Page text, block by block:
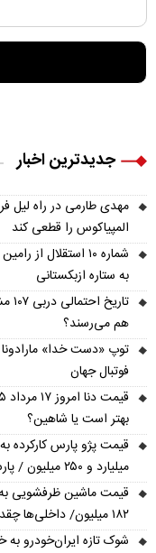
جدیدترین اخبار
مهدی طارمی در راه لیل
المپیاکوس را قطعی کند
شماره ۱۰ استقلال
به ستاره ازبکستانی
هم می‌رسند؟
فوتبال جهان
بهتر است یا شاهین؟
میلیارد و ۲۵۰ میلیون / پارس بخریم یا سمند LX؟
۱۸۲ میلیون/ داخلی‌ها چقدر ارزان‌ترند؟
شوک تازه ایران‌خودرو به خریداران؛ پژو ۲۰۷ از